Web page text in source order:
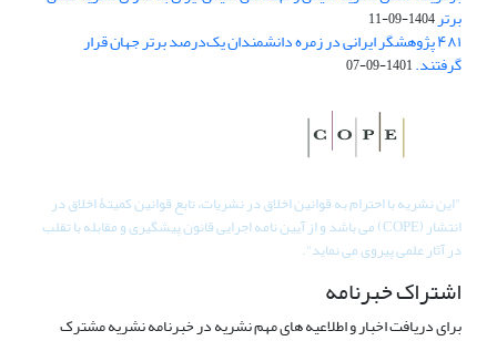
برتر1404-09-11
۴۸۱ پژوهشگر ایرانی در زمره دانشمندان یک‌درصد برتر جهان قرار
گرفتند.1401-09-07
"این نشریه با احترام به قوانین اخلاق در نشریات، تابع قوانین کمیتۀ اخلاق در
انتشار (COPE) می باشد و از آیین نامه اجرایی قانون پیشگیری و مقابله با تقلب
در آثار علمی پیروی می نماید".
اشتراک خبرنامه
برای دریافت اخبار و اطلاعیه های مهم نشریه در خبرنامه نشریه مشترک